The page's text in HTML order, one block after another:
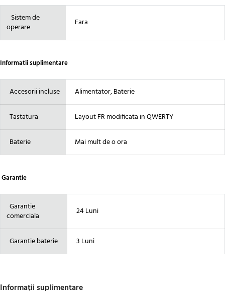
Sistem de
operare
Fara
Informatii suplimentare
Accesorii incluse Alimentator, Baterie
Tastatura Layout FR modificata in QWERTY
Baterie Mai mult de o ora
Garantie
Garantie
comerciala
24 Luni
Garantie baterie 3 Luni
Informații suplimentare